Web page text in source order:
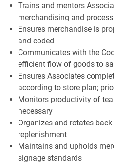
Trains and mentors
merchandising and
Ensures merchandise is
and coded
Communicates with the
efficient flow of goods to
Ensures Associates
according to store plan;
Monitors productivity of
necessary
Organizes and rotates
replenishment
Maintains and upholds
signage standards